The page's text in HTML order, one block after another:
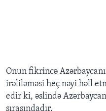
Onun fikrincə
irəliləməsi heç nəyi həll
edir ki, əslində
sırasındadır.